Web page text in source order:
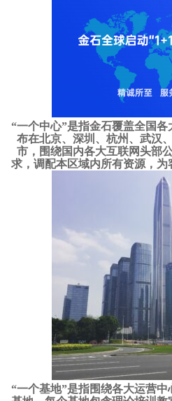
“一个中心”是指金石覆盖全国
布在北京、深圳、杭州、武汉
市，围绕国内各大互联网头部
求，调配本区域内所有资源，为
“一个基地”是指围绕各大运营